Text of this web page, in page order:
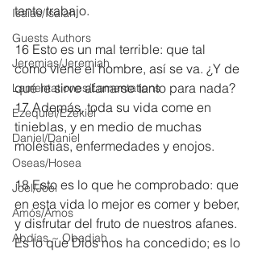
Isaías/Isaiah
Guests Authors
Jeremias/Jeremiah
Lamentationes/Lamentations
Ezequiel/Ezekiel
Daniel/Daniel
Oseas/Hosea
Joel/Joel
Amós/Amos
Abdías ~ Obadiah
tanto trabajo.
16 Esto es un mal terrible: que tal
como viene el hombre, así se va. ¿Y de
qué le sirve afanarse tanto para nada?
17 Además, toda su vida come en
tinieblas, y en medio de muchas
molestias, enfermedades y enojos.
18 Esto es lo que he comprobado: que
en esta vida lo mejor es comer y beber,
y disfrutar del fruto de nuestros afanes.
Es lo que Dios nos ha concedido; es lo